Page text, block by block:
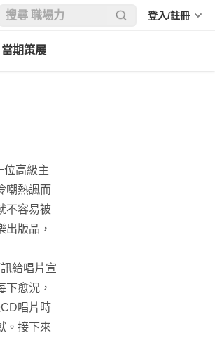
登入/註冊
當期策展
位高級主
嘲熱諷而
不容易被
版品，
給唱片宣
愈況，
唱片時
。接下來